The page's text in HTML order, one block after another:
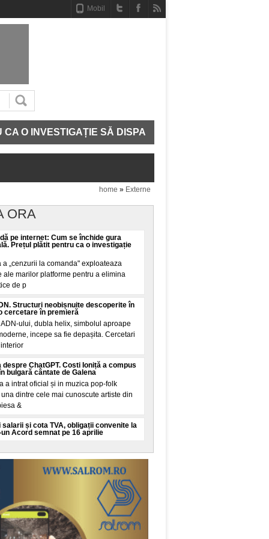
Mobil
SĂ DISPARĂ
home » Externe
ORA
pe internet: Cum se închide gura
Prețul plătit pentru ca o investigație
a „cenzurii la comanda" exploateaza
ale marilor platforme pentru a elimina
de p
Structuri neobișnuite descoperite în
cercetare în premieră
ului, dubla helix, simbolul aproape
incepe sa fie depașita. Cercetari
ChatGPT. Costi Ioniță a compus
bulgară cântate de Galena
a intrat oficial și in muzica pop-folk
dintre cele mai cunoscute artiste din
&
salarii și cota TVA, obligații convenite la
Acord semnat pe 16 aprilie
Finanțelor și ratificat joi de Parlament
țarii
vine din Spania: Mosadul israelian e în
din Ceuta
și de analiza din China
controversata. Potrivit acestor voci, citate
servici